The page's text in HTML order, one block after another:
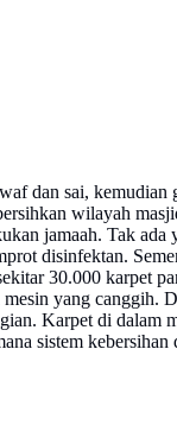
dan sai, kemudian
wilayah
jamaah. Tak
disinfektan.
30.000 karpet
yang canggih.
Karpet di dalam
sistem